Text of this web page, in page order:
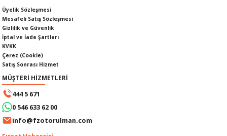
KAPAĞI
Üyelik Sözleşmesi
Mesafeli Satış Sözleşmesi
Gizlilik ve Güvenlik
İptal ve İade Şartları
KVKK
Çerez (Cookie)
Satış Sonrası Hizmet
MÜŞTERİ HİZMETLERİ
444 5 671
0 546 633 62 00
info@fzotorulman.com